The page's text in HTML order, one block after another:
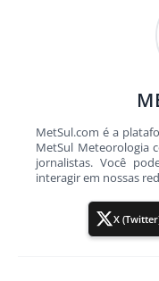
MetSul.com é a
MetSul Meteorologia
jornalistas. Você
interagir em nossas
X